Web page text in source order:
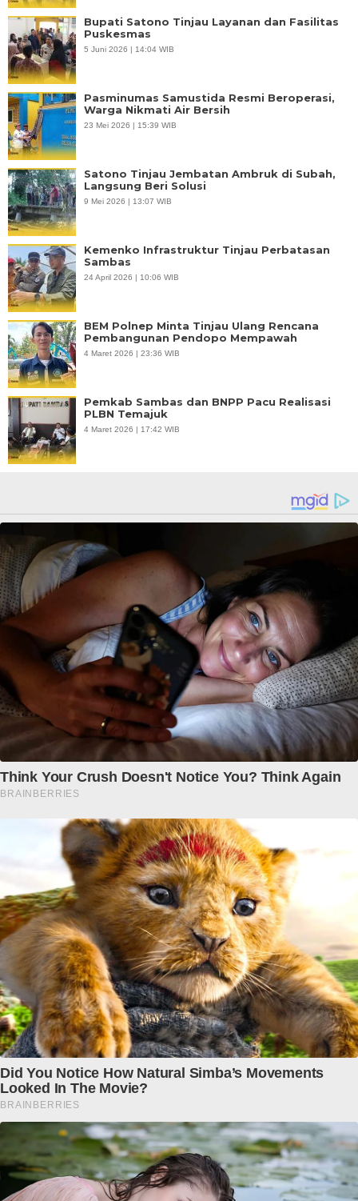
Bupati Satono Tinjau Layanan dan Fasilitas
Puskesmas
5 Juni 2026 | 14:04 WIB
Pasminumas Samustida Resmi Beroperasi,
Warga Nikmati Air Bersih
23 Mei 2026 | 15:39 WIB
Satono Tinjau Jembatan Ambruk di Subah,
Langsung Beri Solusi
9 Mei 2026 | 13:07 WIB
Kemenko Infrastruktur Tinjau Perbatasan
Sambas
24 April 2026 | 10:06 WIB
BEM Polnep Minta Tinjau Ulang Rencana
Pembangunan Pendopo Mempawah
4 Maret 2026 | 23:36 WIB
Pemkab Sambas dan BNPP Pacu Realisasi
PLBN Temajuk
4 Maret 2026 | 17:42 WIB